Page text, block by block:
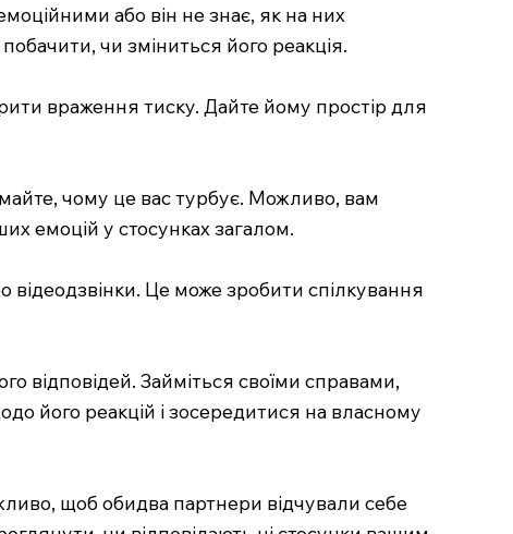
або він не знає, як на них
чи зміниться його реакція.
враження тиску. Дайте йому простір для
чому це вас турбує. Можливо, вам
емоцій у стосунках загалом.
Це може зробити спілкування
відповідей. Займіться своїми справами,
його реакцій і зосередитися на власному
щоб обидва партнери відчували себе